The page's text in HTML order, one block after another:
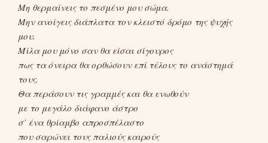
Μη θερμαίνεις το πεσμένο μου σώμα.
Μην ανοίγεις διάπλατα τον κλειστό δρόμο της ψυχής
μου.
Μίλα μου μόνο σαν θα είσαι σίγουρος
πως τα όνειρα θα ορθώσουν επί τέλους το ανάστημά
τους.
Θα περάσουν τις γραμμές και θα ενωθούν
με το μεγάλο διάφανο άστρο
σ’ ένα θρίαμβο απροσπέλαστο
που σαρώνει τους παλιούς καιρούς